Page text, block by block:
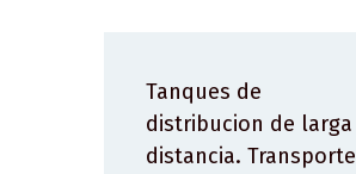
Tanques de
distribucion de larga
distancia. Transporte